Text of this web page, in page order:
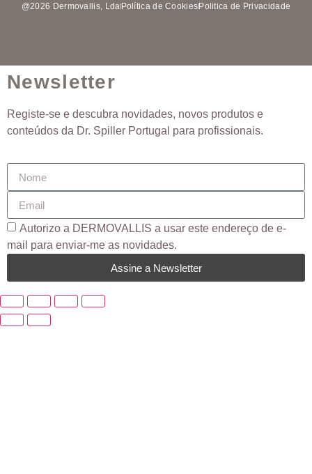
@2026 Dermovallis, LdaPolítica de CookiesPolitica de Privacidade
Newsletter
Registe-se e descubra novidades, novos produtos e
conteúdos da Dr. Spiller Portugal para profissionais.
Autorizo ​​a DERMOVALLIS a usar este endereço de e-
mail para enviar-me as novidades.
Assine a Newsletter